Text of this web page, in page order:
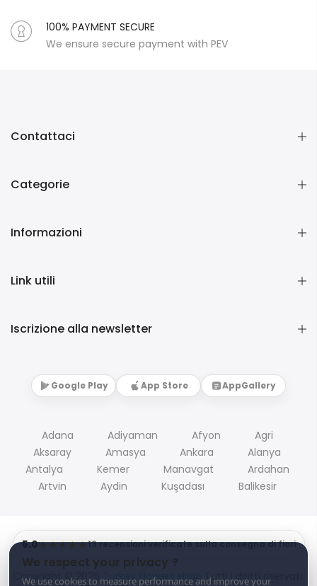
We respect your privacy ?
We use cookies to measure performance and improve your
100% PAYMENT SECURE
We ensure secure payment with PEV
Contattaci
Categorie
Informazioni
Link utili
Iscrizione alla newsletter
Google Play App Store AppGallery
Adana Adiyaman Afyon
Agri
Aksaray
Amasya Ankara
Alanya
Antalya
Kemer Manavgat
Ardahan
Artvin
Aydin Kuşadası Balikesir
5.0★★★★★19 recensioni verificate sulla consegna di fiori
Copyright © 2026 Turkey Flowers shop Tutti i diritti riservati.